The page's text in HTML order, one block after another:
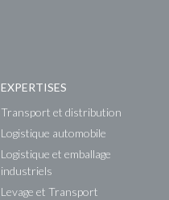
EXPERTISES
Transport et distribution
Logistique automobile
Logistique et emballage
industriels
Levage et Transport